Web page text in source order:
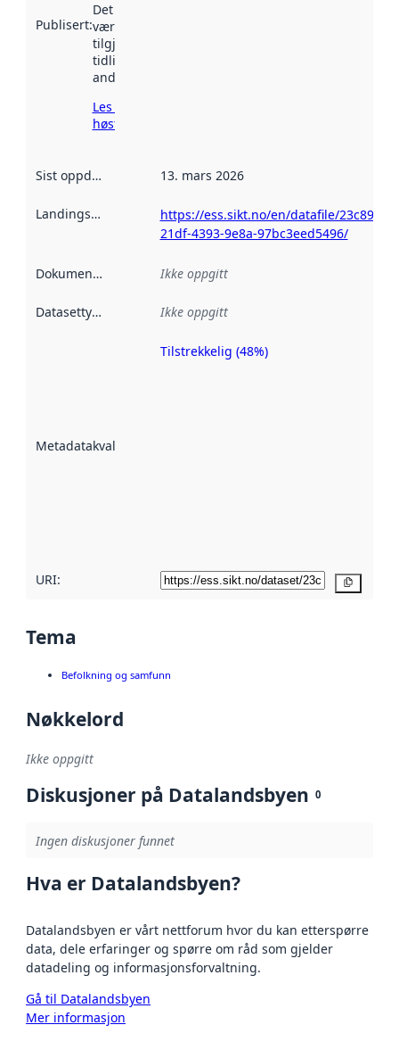
Publisert:
Det kan ha
vært
tilgjengelig
tidligere
andre steder.
Les mer om
høsting her
Sist oppdatert 13. mars 2026
Landingsside
https://ess.sikt.no/en/datafile/
21df-4393-9e8a-97bc3eed5496/
Dokumentasjon Ikke oppgitt
Datasettype Ikke oppgitt
Metadatakvalitet
Metadatakvalitet
Tilstrekkelig (48%)
URI:
Tema
Befolkning og samfunn
Nøkkelord
Ikke oppgitt
Diskusjoner på Datalandsbyen 0
Ingen diskusjoner funnet
Hva er Datalandsbyen?
Datalandsbyen er vårt nettforum hvor du kan etterspørre
data, dele erfaringer og spørre om råd som gjelder
datadeling og informasjonsforvaltning.
Gå til Datalandsbyen
Mer informasjon